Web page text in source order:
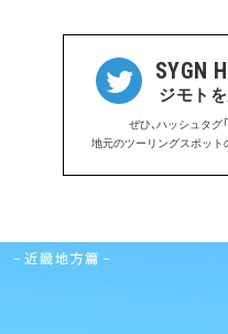
SYGN
ジモト
ぜひ、ハッシュタグ
地元のツーリングスポット